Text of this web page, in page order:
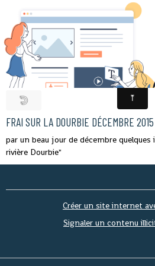
TRUITE FARIO
FRAI SUR LA DOURBIE DÉCEMBRE
par un beau jour de décembre
rivière Dourbie"
Créer un site internet
Signaler un contenu